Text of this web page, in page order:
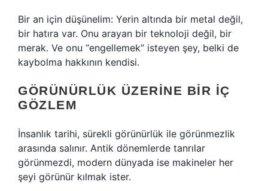
Bir an için düşünelim: Yerin altında bir metal değil,
bir hatıra var. Onu arayan bir teknoloji değil, bir
merak. Ve onu “engellemek” isteyen şey, belki de
kaybolma hakkının kendisi.
GÖRÜNÜRLÜK ÜZERINE BIR İÇ
GÖZLEM
İnsanlık tarihi, sürekli görünürlük ile görünmezlik
arasında salınır. Antik dönemlerde tanrılar
görünmezdi, modern dünyada ise makineler her
şeyi görünür kılmak ister.